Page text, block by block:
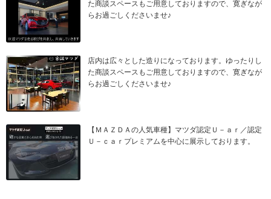
た商談スペースもご用意しておりますので、寛ぎなが
らお過ごしくださいませ♪
店内は広々とした造りになっております。ゆったりし
た商談スペースもご用意しておりますので、寛ぎなが
らお過ごしくださいませ♪
【ＭＡＺＤＡの人気車種】マツダ認定Ｕ－ａｒ／認定
Ｕ－ｃａｒプレミアムを中心に展示しております。